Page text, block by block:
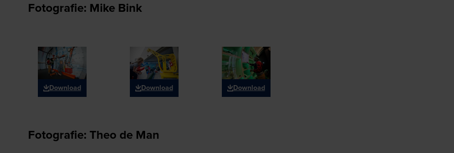
Fotografie: Mike Bink
Download Download Download
Fotografie: Theo de Man